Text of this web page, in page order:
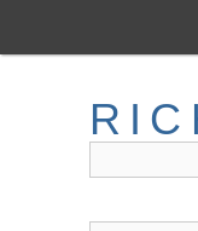
main